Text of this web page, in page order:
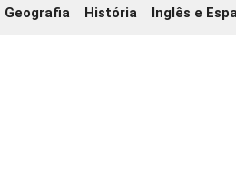
Geografia História Inglês e